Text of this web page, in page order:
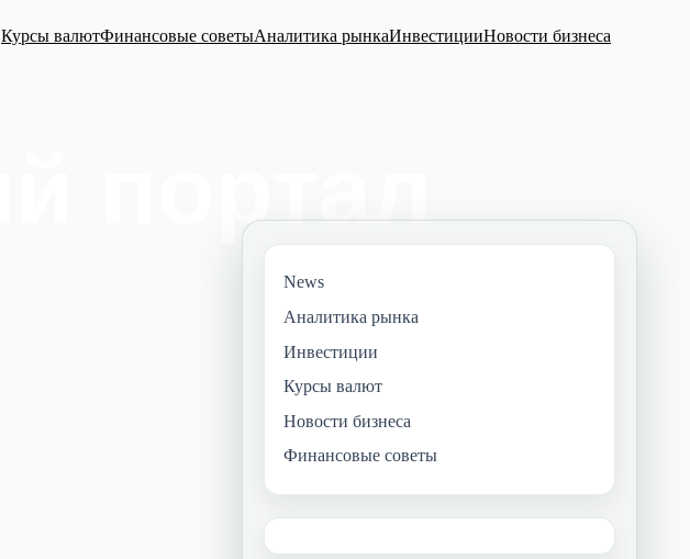
Курсы валютФинансовые советыАналитика рынкаИнвестицииНовости бизнеса
News
Аналитика рынка
Инвестиции
Курсы валют
Новости бизнеса
Финансовые советы